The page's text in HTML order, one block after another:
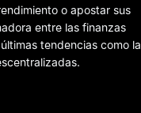
o apostar sus
entre las finanzas
tendencias como la